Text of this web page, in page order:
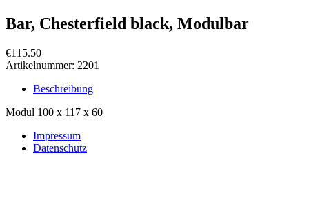
Bar, Chesterfield black, Modulbar
€115.50
Artikelnummer: 2201
Beschreibung
Modul 100 x 117 x 60
Impressum
Datenschutz